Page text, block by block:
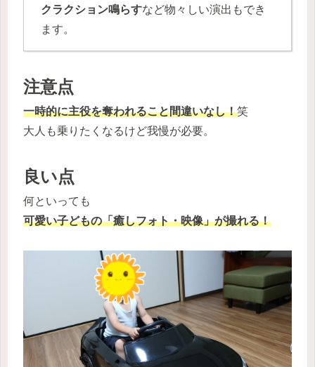
クラクション鳴らすなど物々しい演出もでき
ます。
注意点
一時的に主役を奪われること間違いなし！笑
大人も乗りたくなるけど我慢が必要。
良い点
何といっても
可愛い子どもの「癒しフォト・映像」が撮れる！